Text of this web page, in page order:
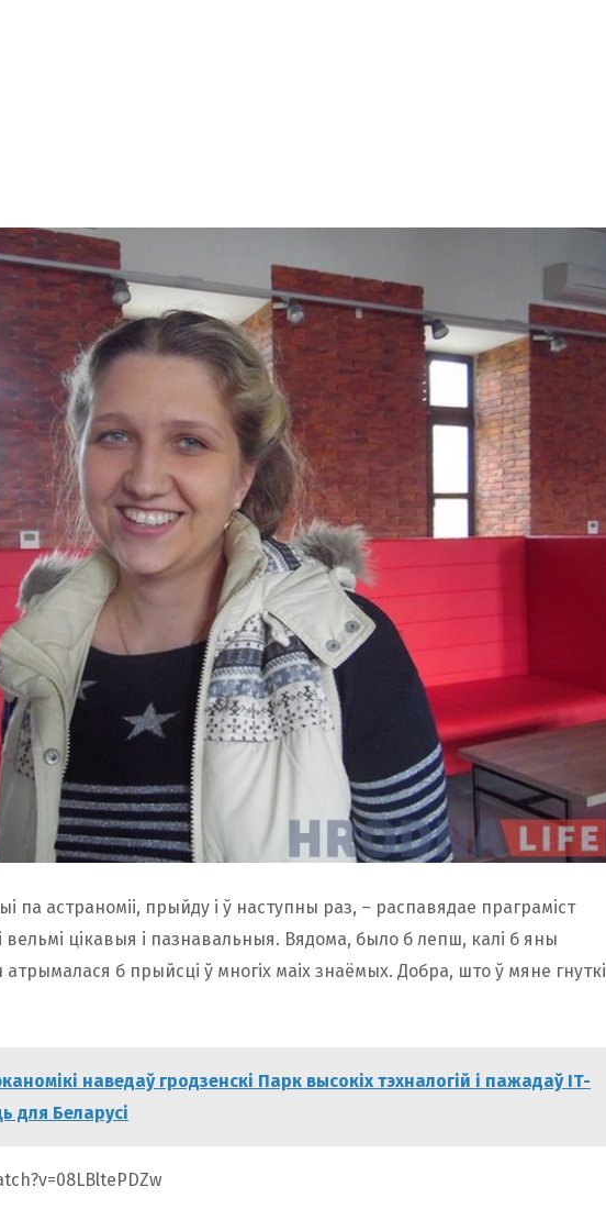
па астраноміі, прыйду і ў наступны раз, – распавядае праграміст
вельмі цікавыя і пазнавальныя. Вядома, было б лепш, калі б яны
атрымалася б прыйсці ў многіх маіх знаёмых. Добра, што ў мяне гнуткі
наведаў гродзенскі Парк высокіх тэхналогій і пажадаў IT-
для Беларусі